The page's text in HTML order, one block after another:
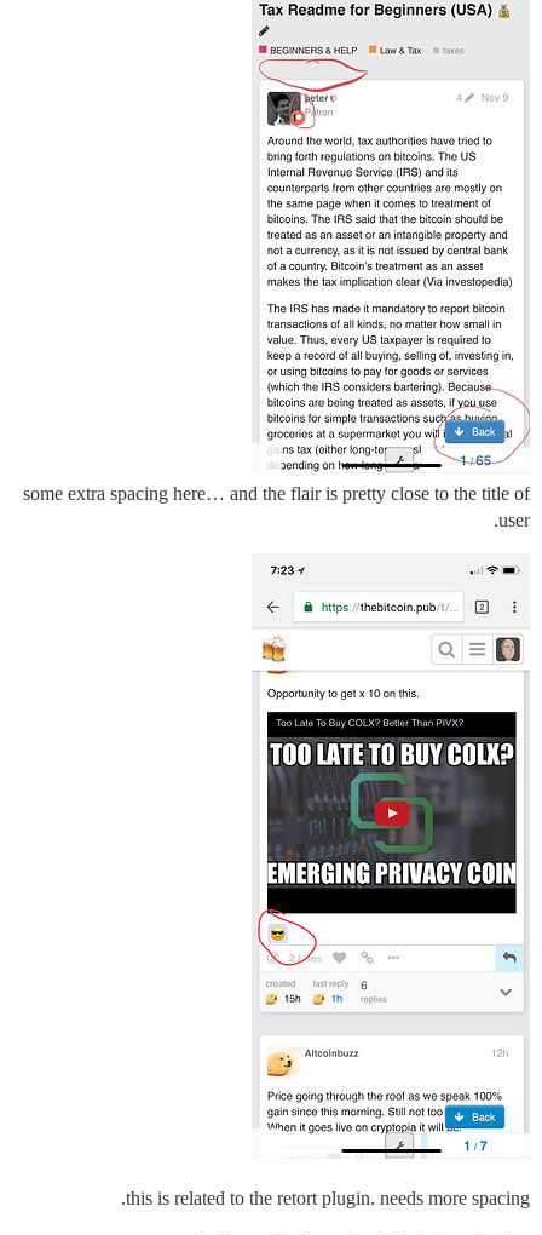
some extra spacing here… and the flair is pretty close to the title of
user.
this is related to the retort plugin. needs more spacing.